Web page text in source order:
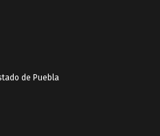
de Puebla